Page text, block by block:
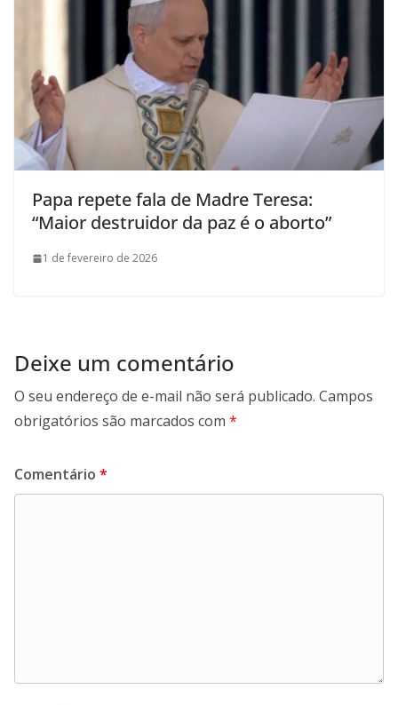
Papa repete fala de Madre Teresa:
“Maior destruidor da paz é o aborto”
1 de fevereiro de 2026
Deixe um comentário
O seu endereço de e-mail não será publicado. Campos
obrigatórios são marcados com *
Comentário *